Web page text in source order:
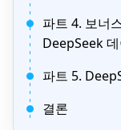
파트 4. 보너
DeepSeek
파트 5.
결론